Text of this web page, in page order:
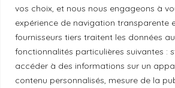
vos choix, et nous nous engageons à
expérience de navigation transparente
fournisseurs tiers traitent les données
fonctionnalités particulières suivantes :
accéder à des informations sur un
contenu personnalisés, mesure de la
Politique de diversité
Politique éthique